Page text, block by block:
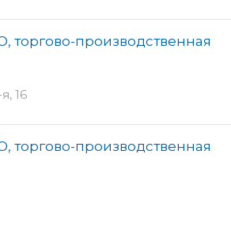
торгово-производственная
16
торгово-производственная